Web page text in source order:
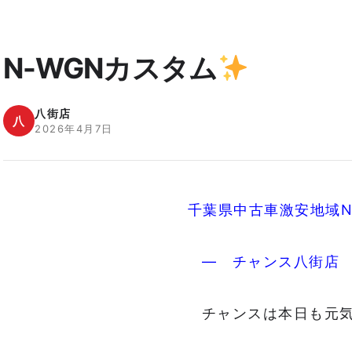
N-WGNカスタム
八 八街店
2026年4月7日
千葉県中古車激安地域
― チャンス八街
チャンスは本日も元